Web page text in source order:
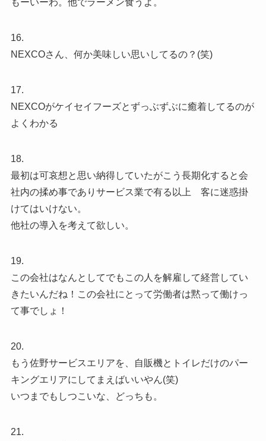
もーいーわ。他でラーメン食うよ。
16.
NEXCOさん、何か美味しい思いしてるの？(笑)
17.
NEXCOがケイセイフーズとずっぶずぶに癒着してるのが
よくわかる
18.
最初は可哀想と思い納得していたがこう長期化すると会
社内の揉め事でありサービス業で有る以上 客に迷惑掛
けてはいけない。
他社の導入を考えて欲しい。
19.
この会社はなんとしてでもこの人を解雇して経営してい
きたいんだね！この会社にとって労働者は黙って働けっ
て事でしょ！
20.
もう佐野サービスエリアを、自販機とトイレだけのパー
キングエリアにしてまえばいいやん(笑)
いつまでもしつこいな、どっちも。
21.